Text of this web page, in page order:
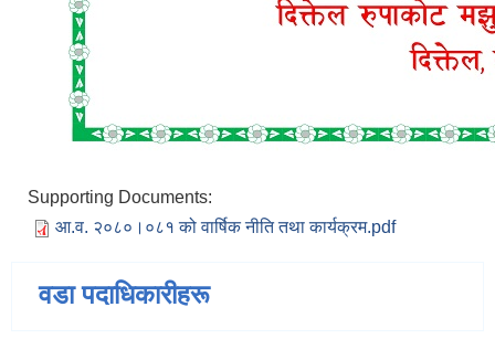
Supporting Documents:
आ.व. २०८०।०८१ को वार्षिक नीति तथा कार्यक्रम.pdf
वडा पदाधिकारीहरू